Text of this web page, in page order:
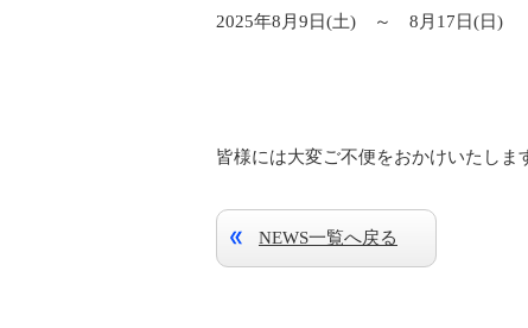
2025年8月9日(土) ～ 8月17日(日)
皆様には大変ご不便をおかけいたしま
NEWS一覧へ戻る